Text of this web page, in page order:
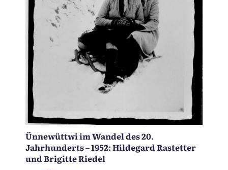
Ünnewüttwi im Wandel des 20.
Jahrhunderts – 1952: Hildegard Rastetter
und Brigitte Riedel